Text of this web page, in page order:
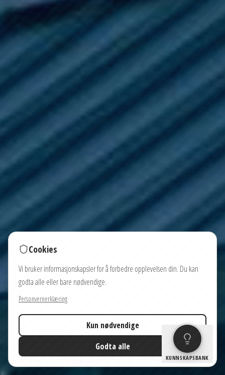
Cookies
Vi bruker informasjonskapsler for å forbedre opplevelsen din. Du kan
godta alle eller bare nødvendige.
Personvernerklæring
Kun nødvendige
Godta alle
Trenger du hjelp å velge riktig modell?
KUNNSKAPSBANK